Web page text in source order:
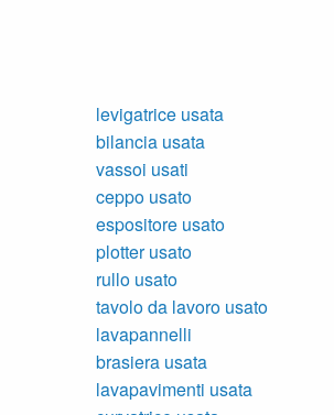
levigatrice usata
bilancia usata
vassoi usati
ceppo usato
espositore usato
plotter usato
rullo usato
tavolo da lavoro usato
lavapannelli
brasiera usata
lavapavimenti usata